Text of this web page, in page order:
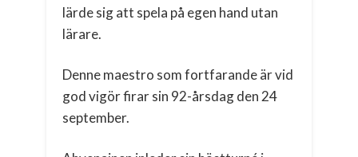
lärde sig att spela på egen hand utan
lärare.
Denne maestro som fortfarande är vid
god vigör firar sin 92-årsdag den 24
september.